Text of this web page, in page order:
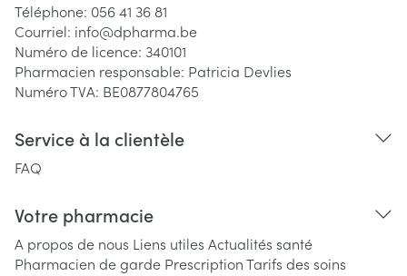
Téléphone: 056 41 36 81
Courriel: info@dpharma.be
Numéro de licence: 340101
Pharmacien responsable: Patricia Devlies
Numéro TVA: BE0877804765
Service à la clientèle
FAQ
Votre pharmacie
A propos de nous Liens utiles Actualités santé
Pharmacien de garde PrescriptionTarifs des soins